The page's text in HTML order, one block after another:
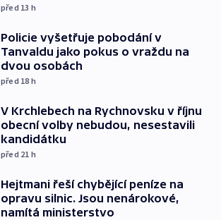
před 13 h
Policie vyšetřuje pobodání v
Tanvaldu jako pokus o vraždu na
dvou osobách
před 18 h
V Krchlebech na Rychnovsku v říjnu
obecní volby nebudou, nesestavili
kandidátku
před 21 h
Hejtmani řeší chybějící peníze na
opravu silnic. Jsou nenárokové,
namítá ministerstvo